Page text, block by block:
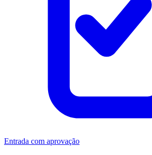
Entrada com aprovação